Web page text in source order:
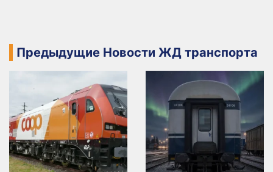
Предыдущие Новости ЖД транспорта